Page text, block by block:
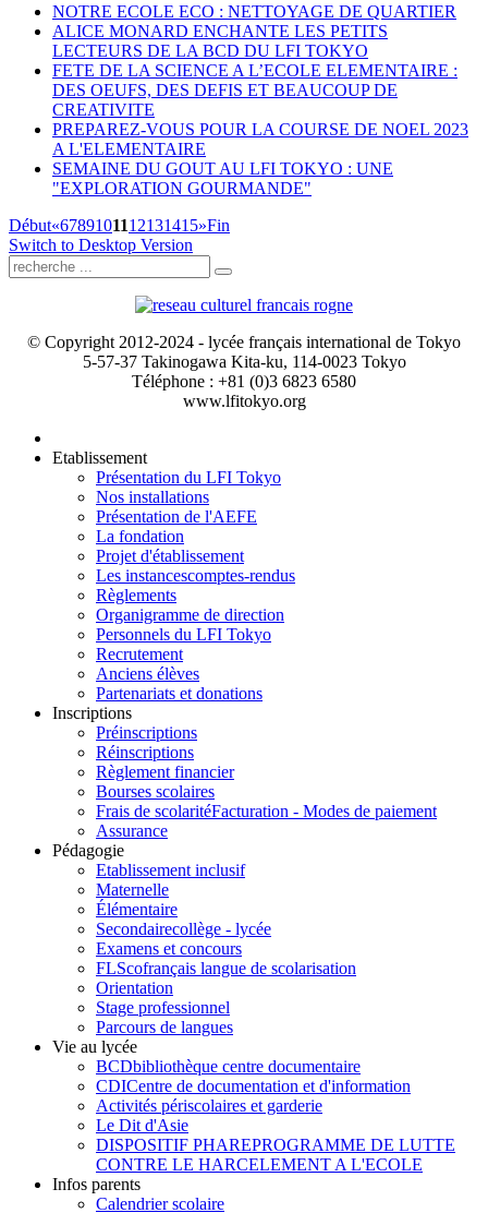
NOTRE ECOLE ECO : NETTOYAGE DE QUARTIER
ALICE MONARD ENCHANTE LES PETITS
LECTEURS DE LA BCD DU LFI TOKYO
FETE DE LA SCIENCE A L’ECOLE ELEMENTAIRE :
DES OEUFS, DES DEFIS ET BEAUCOUP DE
CREATIVITE
PREPAREZ-VOUS POUR LA COURSE DE NOEL 2023
A L'ELEMENTAIRE
SEMAINE DU GOUT AU LFI TOKYO : UNE
"EXPLORATION GOURMANDE"
Début«6789101112131415»Fin
Switch to Desktop Version
© Copyright 2012-2024 - lycée français international de Tokyo
5-57-37 Takinogawa Kita-ku, 114-0023 Tokyo
Téléphone : +81 (0)3 6823 6580
www.lfitokyo.org
Etablissement
Présentation du LFI Tokyo
Nos installations
Présentation de l'AEFE
La fondation
Projet d'établissement
Les instancescomptes-rendus
Règlements
Organigramme de direction
Personnels du LFI Tokyo
Recrutement
Anciens élèves
Partenariats et donations
Inscriptions
Préinscriptions
Réinscriptions
Règlement financier
Bourses scolaires
Frais de scolaritéFacturation - Modes de paiement
Assurance
Pédagogie
Etablissement inclusif
Maternelle
Élémentaire
Secondairecollège - lycée
Examens et concours
FLScofrançais langue de scolarisation
Orientation
Stage professionnel
Parcours de langues
Vie au lycée
BCDbibliothèque centre documentaire
CDICentre de documentation et d'information
Activités périscolaires et garderie
Le Dit d'Asie
DISPOSITIF PHAREPROGRAMME DE LUTTE
CONTRE LE HARCELEMENT A L'ECOLE
Infos parents
Calendrier scolaire